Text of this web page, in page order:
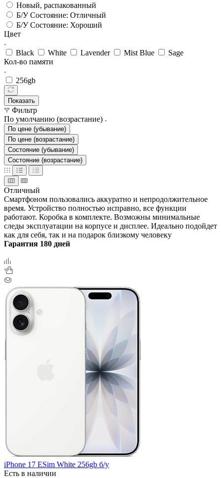
Новый, распакованный
Б/У Состояние: Отличный
Б/У Состояние: Хороший
Цвет
Black White Lavender Mist Blue
Sage
Кол-во памяти
256gb
Показать
Фильтр
По умолчанию (возрастание)
По цене (убывание)
По цене (возрастание)
Состояние (убывание)
Состояние (возрастание)
Отличный
Смартфоном пользовались аккуратно и непродолжительное
время. Устройство полностью исправно, все функции
работают. Коробка в комплекте. Возможны минимальные
следы эксплуатации на корпусе и дисплее. Идеально подойдет
как для себя, так и на подарок близкому человеку
Гарантия 180 дней
iPhone 17 ESim White 256gb б/у
Есть в наличии